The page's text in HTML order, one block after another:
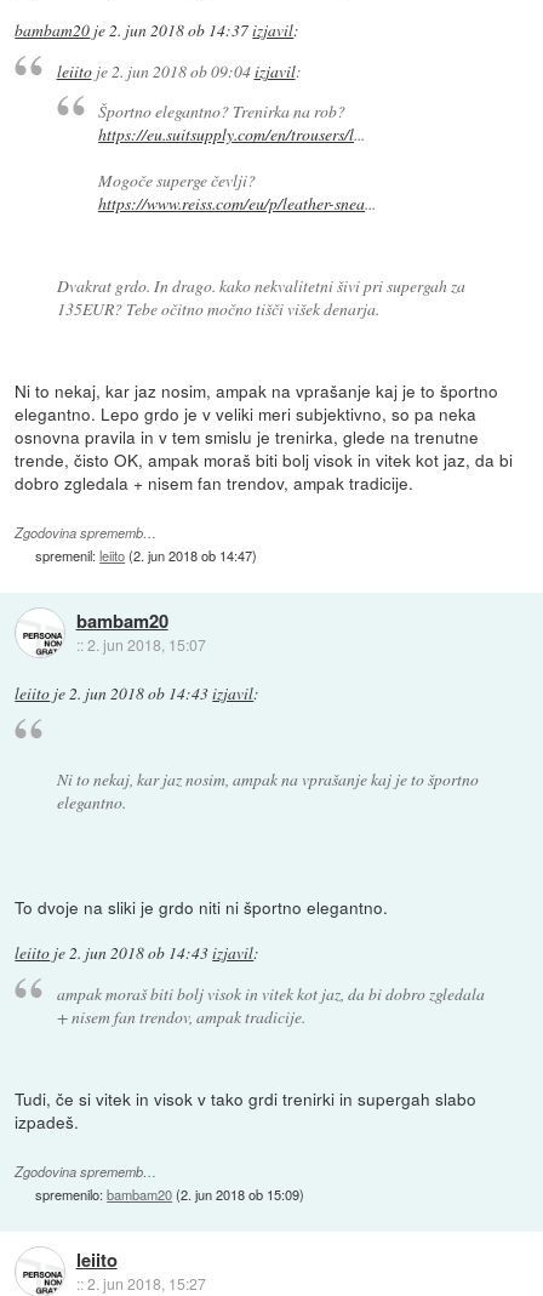
bambam20 je2. jun 2018 ob 14:37izjavil:
leiitoje2. jun 2018 ob 09:04izjavil:
Športno elegantno? Trenirka na rob?
https://eu.suitsupply.com/en/trousers/l...
Mogoče superge čevlji?
https://www.reiss.com/eu/p/leather-snea...
Dvakrat grdo. In drago. kako nekvalitetni šivi pri supergah za
135EUR? Tebe očitno močno tišči višek denarja.
Ni to nekaj, kar jaz nosim, ampak na vprašanje kaj je to športno
elegantno. Lepo grdo je v veliki meri subjektivno, so pa neka
osnovna pravila in v tem smislu je trenirka, glede na trenutne
trende, čisto OK, ampak moraš biti bolj visok in vitek kot jaz, da bi
dobro zgledala + nisem fan trendov, ampak tradicije.
Zgodovina sprememb…
spremenil:leiito(2. jun 2018 ob 14:47)
bambam20
::2. jun 2018, 15:07
leiito je2. jun 2018 ob 14:43izjavil:
Ni to nekaj, kar jaz nosim, ampak na vprašanje kaj je to športno
elegantno.
To dvoje na sliki je grdo niti ni športno elegantno.
leiito je2. jun 2018 ob 14:43izjavil:
ampak moraš biti bolj visok in vitek kot jaz, da bi dobro zgledala
+ nisem fan trendov, ampak tradicije.
Tudi, če si vitek in visok v tako grdi trenirki in supergah slabo
izpadeš.
Zgodovina sprememb…
spremenilo:bambam20(2. jun 2018 ob 15:09)
leiito
::2. jun 2018, 15:27